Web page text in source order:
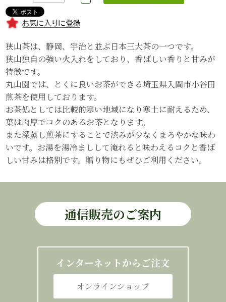
狭山茶は、静岡、宇治と並ぶ日本三大茶の一つです。
狭山独自の強い火入れをしており、香ばしい香りと甘みが
特徴です。
丸山園では、とくに良いお茶ができる埼玉県入間市小谷田
煎茶を使用しております。
お茶処としては比較的寒い地域になり寒土に耐えるため、
葉は肉厚でコクのあるお茶となります。
また深蒸し煎茶にすることで渋みが少なくまろやかな味わ
いです。お湯を湯冷ましして淹れると味わえるコクと香ば
しい甘みは格別です。贈り物にもぜひご利用ください。
通信販売のご案内
インターネットからご注文
オンラインショップ